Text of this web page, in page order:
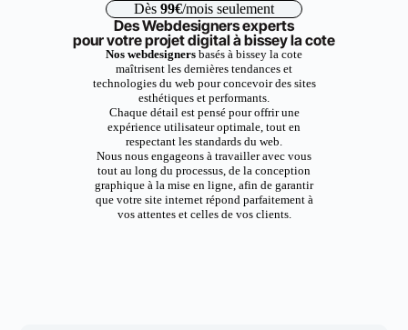
Dès 99€/mois seulement
Des Webdesigners experts
pour votre projet digital à bissey la cote
Nos webdesigners basés à bissey la cote
maîtrisent les dernières tendances et
technologies du web pour concevoir des sites
esthétiques et performants.
Chaque détail est pensé pour offrir une
expérience utilisateur optimale, tout en
respectant les standards du web.
Nous nous engageons à travailler avec vous
tout au long du processus, de la conception
graphique à la mise en ligne, afin de garantir
que votre site internet répond parfaitement à
vos attentes et celles de vos clients.